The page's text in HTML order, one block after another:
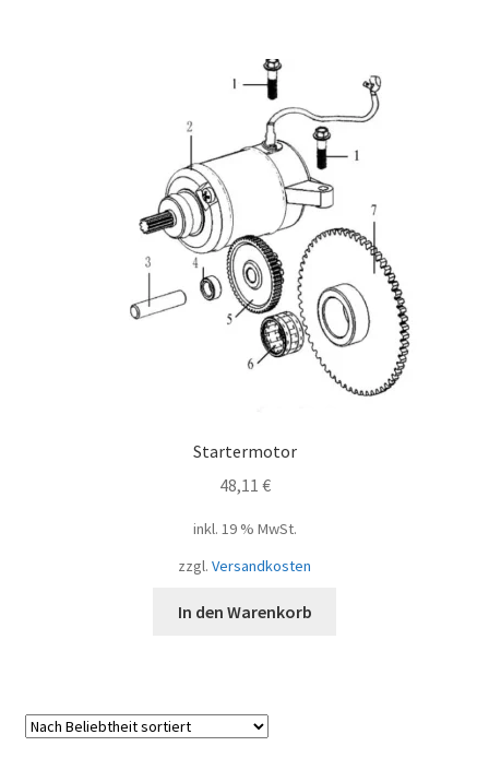
Startermotor
48,11 €
inkl. 19 % MwSt.
zzgl. Versandkosten
In den Warenkorb